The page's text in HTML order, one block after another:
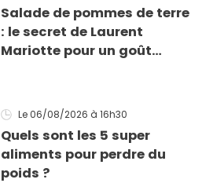
Salade de pommes de terre
: le secret de Laurent
Mariotte pour un goût
Le 06/08/2026 à 16h30
Quels sont les 5 super
aliments pour perdre du
poids ?